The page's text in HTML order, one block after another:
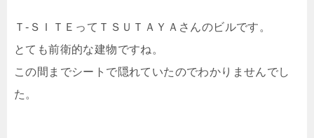
Ｔ-ＳＩＴＥってＴＳＵＴＡＹＡさんのビルです。
とても前衛的な建物ですね。
この間までシートで隠れていたのでわかりませんでし
た。